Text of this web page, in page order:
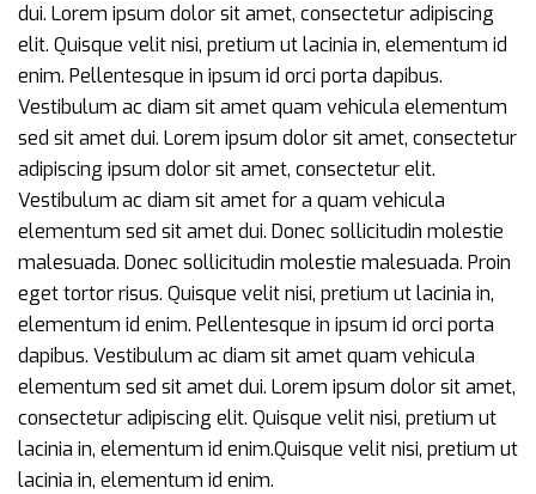
dui. Lorem ipsum dolor sit amet, consectetur adipiscing
elit. Quisque velit nisi, pretium ut lacinia in, elementum id
enim. Pellentesque in ipsum id orci porta dapibus.
Vestibulum ac diam sit amet quam vehicula elementum
sed sit amet dui. Lorem ipsum dolor sit amet, consectetur
adipiscing ipsum dolor sit amet, consectetur elit.
Vestibulum ac diam sit amet for a quam vehicula
elementum sed sit amet dui. Donec sollicitudin molestie
malesuada. Donec sollicitudin molestie malesuada. Proin
eget tortor risus. Quisque velit nisi, pretium ut lacinia in,
elementum id enim. Pellentesque in ipsum id orci porta
dapibus. Vestibulum ac diam sit amet quam vehicula
elementum sed sit amet dui. Lorem ipsum dolor sit amet,
consectetur adipiscing elit. Quisque velit nisi, pretium ut
lacinia in, elementum id enim.Quisque velit nisi, pretium ut
lacinia in, elementum id enim.